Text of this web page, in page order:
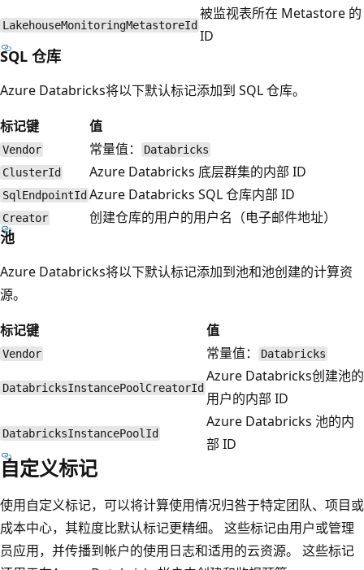
LakehouseMonitoringMetastoreId
被监视表所在 Metastore 的
ID
SQL 仓库
Azure Databricks将以下默认标记添加到 SQL 仓库。
标记键
值
Vendor 常量值：
Databricks
ClusterId
Azure Databricks 底层群集的内部 ID
SqlEndpointId Azure Databricks SQL 仓库内部 ID
Creator 创建仓库的用户的用户名（电子邮件地址）
池
Azure Databricks将以下默认标记添加到池和池创建的计算资
源。
标记键
值
Vendor 常量值： Databricks
DatabricksInstancePoolCreatorId
Azure Databricks创建池的
用户的内部 ID
DatabricksInstancePoolId
Azure Databricks 池的内
部 ID
自定义标记
使用自定义标记，可以将计算使用情况归咎于特定团队、项目或
成本中心，其粒度比默认标记更精细。 这些标记由用户或管理
员应用，并传播到帐户的使用日志和适用的云资源。 这些标记